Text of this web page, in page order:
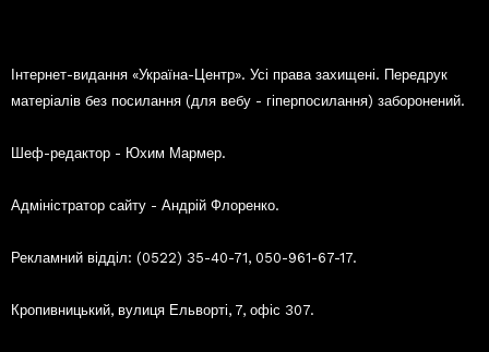
Інтернет-видання «Україна-Центр». Усі права захищені. Передрук
матеріалів без посилання (для вебу - гіперпосилання) заборонений.
Шеф-редактор - Юхим Мармер.
Адміністратор сайту - Андрій Флоренко.
Рекламний відділ: (0522) 35-40-71, 050-961-67-17.
Кропивницький, вулиця Ельворті, 7, офіс 307.